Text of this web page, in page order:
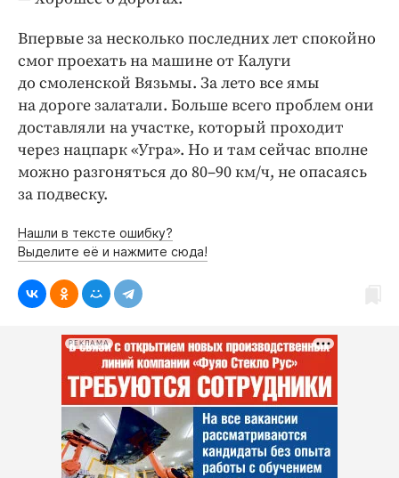
Впервые за несколько последних лет спокойно
смог проехать на машине от Калуги
до смоленской Вязьмы. За лето все ямы
на дороге залатали. Больше всего проблем они
доставляли на участке, который проходит
через нацпарк «Угра». Но и там сейчас вполне
можно разгоняться до 80–90 км/ч, не опасаясь
за подвеску.
Нашли в тексте ошибку?
Выделите её и нажмите сюда!
РЕКЛАМА